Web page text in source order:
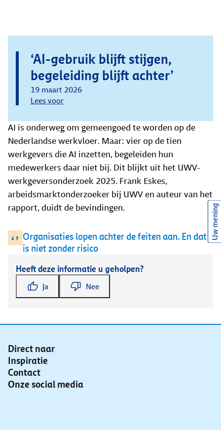
‘AI-gebruik blijft stijgen,
begeleiding blijft achter’
19 maart 2026
Lees voor
AI is onderweg om gemeengoed te worden op de
Nederlandse werkvloer. Maar: vier op de tien
werkgevers die AI inzetten, begeleiden hun
medewerkers daar niet bij. Dit blijkt uit het UWV-
werkgeversonderzoek 2025. Frank Eskes,
arbeidsmarktonderzoeker bij UWV en auteur van het
rapport, duidt de bevindingen.
‘’ Organisaties lopen achter de feiten aan. En dat
is niet zonder risico
Heeft deze informatie u geholpen?
Ja Nee
Direct naar
Inspiratie
Contact
Onze social media
Uw mening